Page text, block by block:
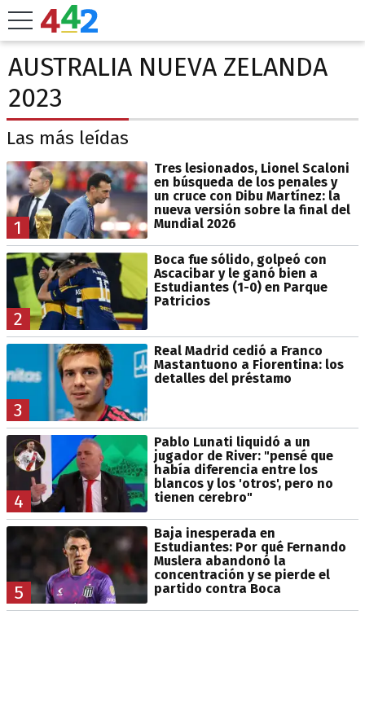
AUSTRALIA NUEVA ZELANDA
2023
Las más leídas
1
Tres lesionados, Lionel Scaloni
en búsqueda de los penales y
un cruce con Dibu Martínez: la
nueva versión sobre la final del
Mundial 2026
2
Boca fue sólido, golpeó con
Ascacibar y le ganó bien a
Estudiantes (1-0) en Parque
Patricios
3
Real Madrid cedió a Franco
Mastantuono a Fiorentina: los
detalles del préstamo
4
Pablo Lunati liquidó a un
jugador de River: "pensé que
había diferencia entre los
blancos y los 'otros', pero no
tienen cerebro"
5
Baja inesperada en
Estudiantes: Por qué Fernando
Muslera abandonó la
concentración y se pierde el
partido contra Boca